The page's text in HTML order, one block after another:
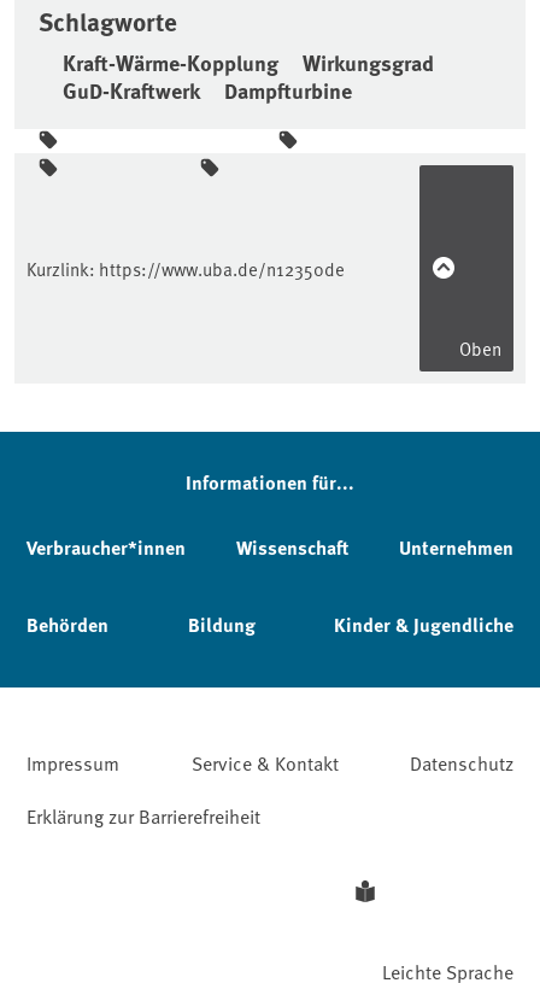
Schlagworte
Kraft-Wärme-Kopplung
Wirkungsgrad
GuD-Kraftwerk
Dampfturbine
Seitenleiste
Kurzlink: https://www.uba.de/n12350de
Oben
Informationen für...
Verbraucher*innen Wissenschaft Unternehmen
Behörden Bildung Kinder & Jugendliche
Impressum Service & Kontakt
Datenschutz
Erklärung zur Barrierefreiheit
Leichte Sprache